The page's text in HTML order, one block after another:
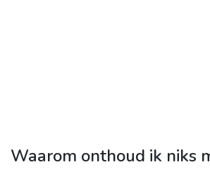
Waarom onthoud ik niks